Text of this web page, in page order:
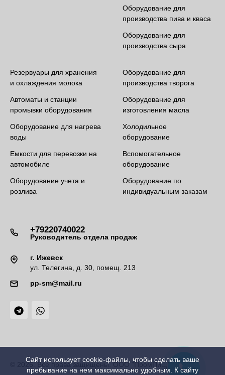
Оборудование для
производства пива и кваса
Оборудование для
производства сыра
Резервуары для хранения
и охлаждения молока
Автоматы и станции
промывки оборудования
Оборудование для нагрева
воды
Емкости для перевозки на
автомобиле
Оборудование учета и
розлива
Оборудование для
производства творога
Оборудование для
изготовления масла
Холодильное
оборудование
Вспомогательное
оборудование
Оборудование по
индивидуальным заказам
+79220740022
Руководитель отдела продаж
г. Ижевск
ул. Телегина, д. 30, помещ. 213
pp-sm@mail.ru
© 2026. Все права защищены. ООО "ПромПищМаш"
Сайт использует cookie-файлы, чтобы сделать ваше
пребывание на нем максимально удобным. К cайту